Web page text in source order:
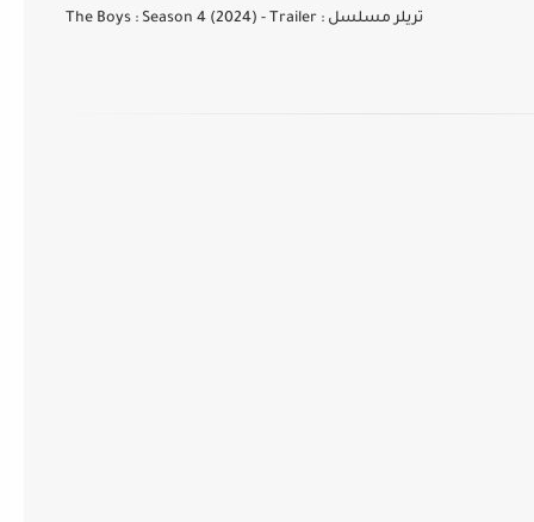
The Boys : Season 4 (2024) - Trailer : تريلر مسلسل